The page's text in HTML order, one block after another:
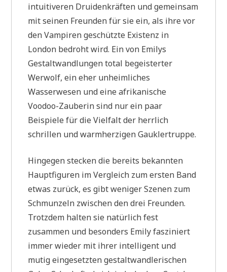
intuitiveren Druidenkräften und gemeinsam
mit seinen Freunden für sie ein, als ihre vor
den Vampiren geschützte Existenz in
London bedroht wird. Ein von Emilys
Gestaltwandlungen total begeisterter
Werwolf, ein eher unheimliches
Wasserwesen und eine afrikanische
Voodoo-Zauberin sind nur ein paar
Beispiele für die Vielfalt der herrlich
schrillen und warmherzigen Gauklertruppe.
Hingegen stecken die bereits bekannten
Hauptfiguren im Vergleich zum ersten Band
etwas zurück, es gibt weniger Szenen zum
Schmunzeln zwischen den drei Freunden.
Trotzdem halten sie natürlich fest
zusammen und besonders Emily fasziniert
immer wieder mit ihrer intelligent und
mutig eingesetzten gestaltwandlerischen